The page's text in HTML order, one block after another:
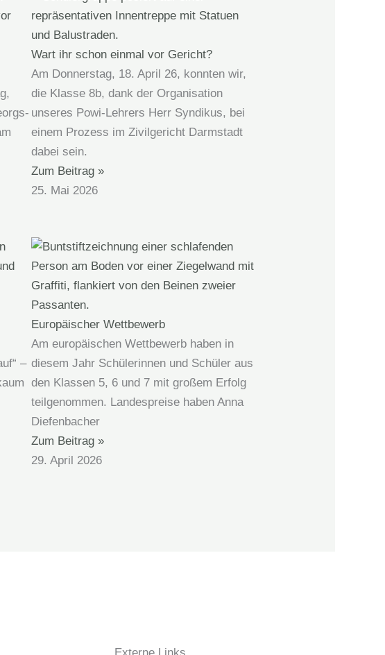
Wart ihr schon einmal vor Gericht?
Am Donnerstag, 18. April 26, konnten wir,
die Klasse 8b, dank der Organisation
unseres Powi-Lehrers Herr Syndikus, bei
einem Prozess im Zivilgericht Darmstadt
dabei sein.
Zum Beitrag »
25. Mai 2026
–
Europäischer Wettbewerb
Am europäischen Wettbewerb haben in
diesem Jahr Schülerinnen und Schüler aus
den Klassen 5, 6 und 7 mit großem Erfolg
teilgenommen. Landespreise haben Anna
Diefenbacher
Zum Beitrag »
29. April 2026